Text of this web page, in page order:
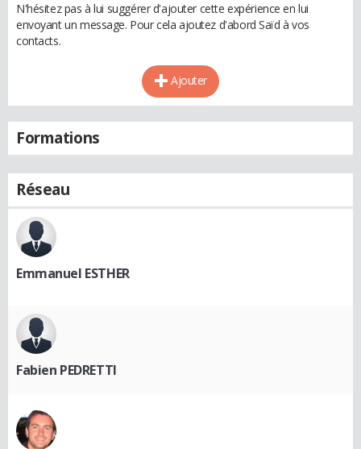
N'hésitez pas à lui suggérer d'ajouter cette expérience en lui
envoyant un message. Pour cela ajoutez d'abord Saïd à vos
contacts.
Ajouter
Formations
Réseau
Emmanuel ESTHER
Fabien PEDRETTI